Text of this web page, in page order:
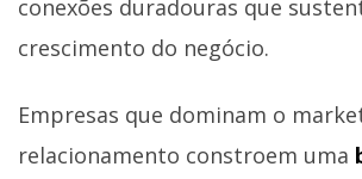
conexões duradouras que
crescimento do negócio.
Empresas que dominam o
relacionamento constroem uma